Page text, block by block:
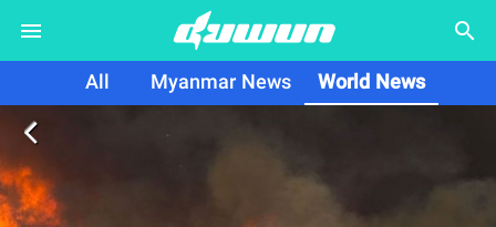
search
All Myanmar News World News
arrow_back_ios